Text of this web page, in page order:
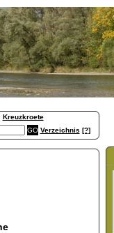
Kreuzkroete
Verzeichnis [?]